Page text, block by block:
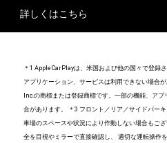
詳しくはこちら
＊1 Apple CarPlayは、米国および他の国々で登録
アプリケーション、サービスは利用できない場合が
Inc.の商標または登録商標です。一部の機能、ア
合があります。
＊3 フロント／リア／サイドパー
車場のスペースや状況により作動しない場合もご
全を目視やミラーで直接確認し、 適切な運転操作